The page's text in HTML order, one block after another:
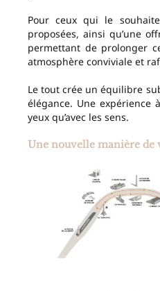
Pour ceux qui le
proposées, ainsi qu’une
permettant de prolonger
atmosphère conviviale et
Le tout crée un équilibre
élégance. Une expérience
yeux qu’avec les sens.
Une nouvelle manière de